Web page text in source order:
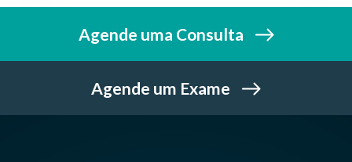
Agende uma Consulta
Agende um Exame